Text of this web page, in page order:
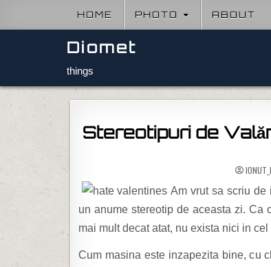
HOME PHOTO ABOUT
Diomet
things
Stereotipuri de
Am vrut sa scriu de
un anume stereotip de aceasta zi. Ca
mai mult decat atat, nu exista nici in
Cum masina este inzapezita bine, cu